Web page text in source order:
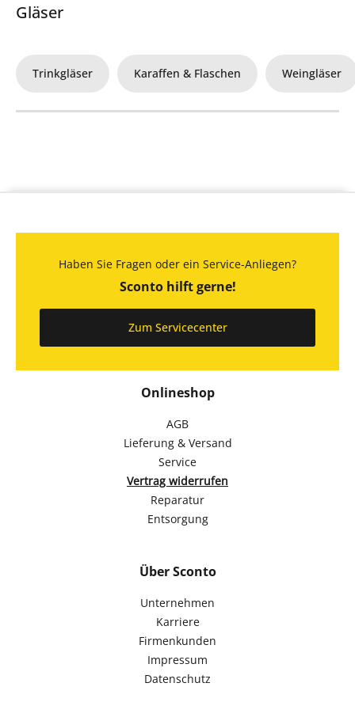
Gläser
Trinkgläser Karaffen & Flaschen Weingläser
Onlineshop
AGB
Lieferung & Versand
Service
Vertrag widerrufen
Reparatur
Entsorgung
Über Sconto
Unternehmen
Karriere
Firmenkunden
Impressum
Datenschutz
Haben Sie Fragen oder ein Service-Anliegen?
Sconto hilft gerne!
Zum Servicecenter